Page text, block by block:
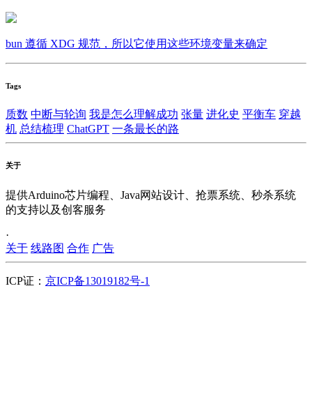
bun 遵循 XDG 规范，所以它使用这些环境变量来确定
Tags
质数 中断与轮询 我是怎么理解成功 张量 进化史 平衡车 穿越
机 总结梳理 ChatGPT 一条最长的路
关于
提供Arduino芯片编程、Java网站设计、抢票系统、秒杀系统
的支持以及创客服务
·
关于 线路图 合作 广告
ICP证： 京ICP备13019182号-1